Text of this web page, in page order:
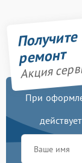
ремонт
Акция
При